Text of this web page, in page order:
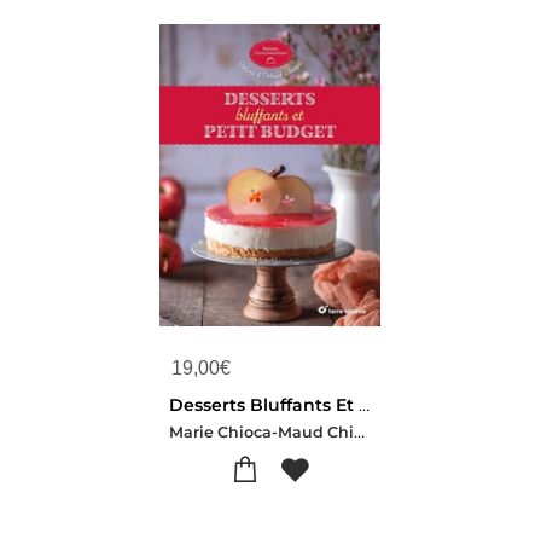
19,00€
Desserts Bluffants Et Petit Budget
Marie Chioca-Maud Chioca